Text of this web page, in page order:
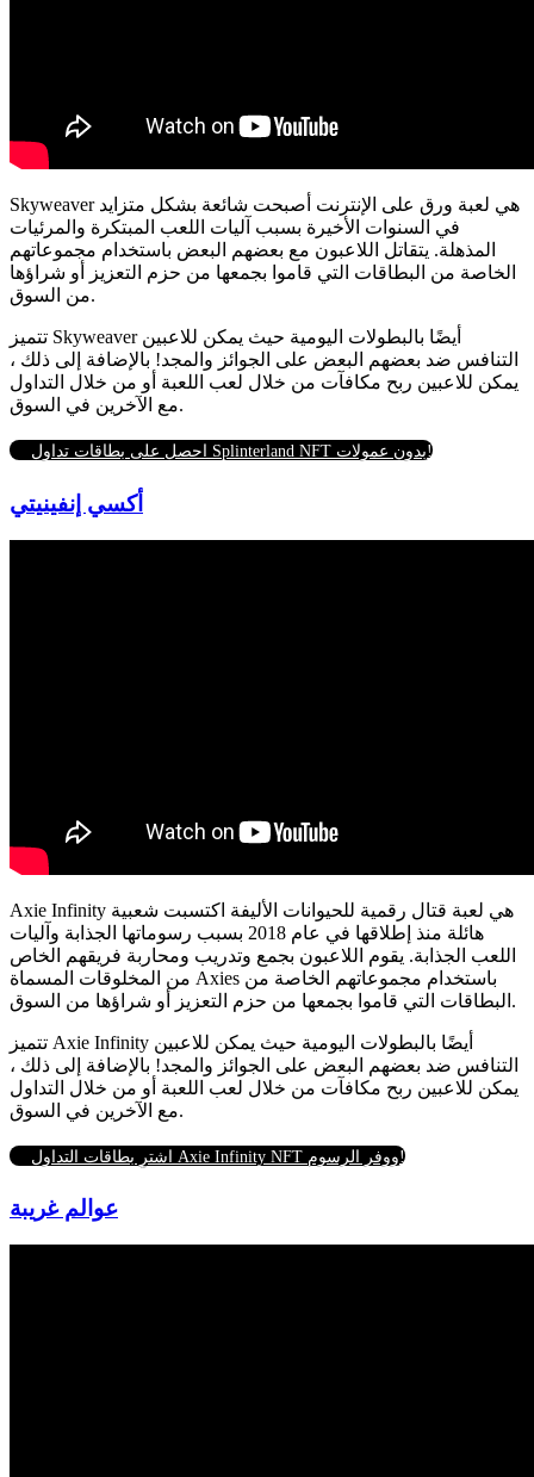
Skyweaver هي لعبة ورق على الإنترنت أصبحت شائعة بشكل متزايد
في السنوات الأخيرة بسبب آليات اللعب المبتكرة والمرئيات
المذهلة. يتقاتل اللاعبون مع بعضهم البعض باستخدام مجموعاتهم
الخاصة من البطاقات التي قاموا بجمعها من حزم التعزيز أو شراؤها
من السوق.
تتميز Skyweaver أيضًا بالبطولات اليومية حيث يمكن للاعبين
التنافس ضد بعضهم البعض على الجوائز والمجد! بالإضافة إلى ذلك ،
يمكن للاعبين ربح مكافآت من خلال لعب اللعبة أو من خلال التداول
مع الآخرين في السوق.
احصل على بطاقات تداول Splinterland NFT بدون عمولات!
أكسي إنفينيتي
Axie Infinity هي لعبة قتال رقمية للحيوانات الأليفة اكتسبت شعبية
هائلة منذ إطلاقها في عام 2018 بسبب رسوماتها الجذابة وآليات
اللعب الجذابة. يقوم اللاعبون بجمع وتدريب ومحاربة فريقهم الخاص
من المخلوقات المسماة Axies باستخدام مجموعاتهم الخاصة من
البطاقات التي قاموا بجمعها من حزم التعزيز أو شراؤها من السوق.
تتميز Axie Infinity أيضًا بالبطولات اليومية حيث يمكن للاعبين
التنافس ضد بعضهم البعض على الجوائز والمجد! بالإضافة إلى ذلك ،
يمكن للاعبين ربح مكافآت من خلال لعب اللعبة أو من خلال التداول
مع الآخرين في السوق.
اشترِ بطاقات التداول Axie Infinity NFT ووفر الرسوم!
عوالم غريبة